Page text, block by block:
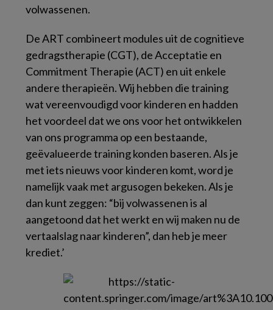
volwassenen.
De ART combineert modules uit de cognitieve
gedragstherapie (CGT), de Acceptatie en
Commitment Therapie (ACT) en uit enkele
andere therapieën. Wij hebben die training
wat vereenvoudigd voor kinderen en hadden
het voordeel dat we ons voor het ontwikkelen
van ons programma op een bestaande,
geëvalueerde training konden baseren. Als je
met iets nieuws voor kinderen komt, word je
namelijk vaak met argusogen bekeken. Als je
dan kunt zeggen: “bij volwassenen is al
aangetoond dat het werkt en wij maken nu de
vertaalslag naar kinderen”, dan heb je meer
krediet.’